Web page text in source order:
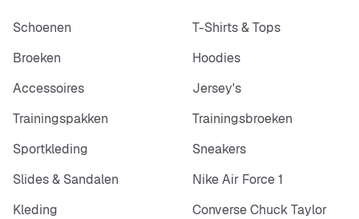
Schoenen
T-Shirts & Tops
Broeken
Hoodies
Accessoires
Jersey's
Trainingspakken
Trainingsbroeken
Sportkleding
Sneakers
Slides & Sandalen
Nike Air Force 1
Kleding
Converse Chuck Taylor